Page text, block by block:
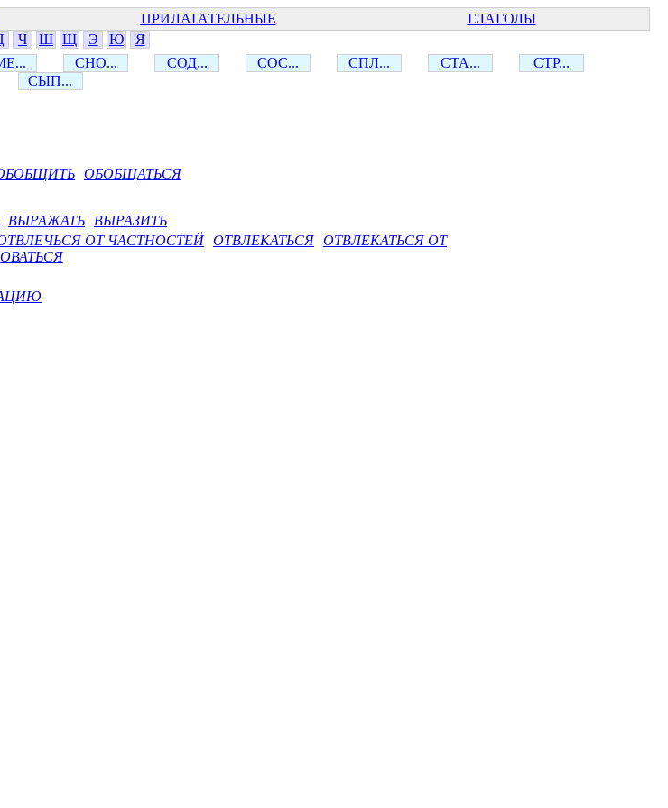
ПРИЛАГАТЕЛЬНЫЕ
ГЛАГОЛЫ
Ч Ш Щ Э Ю
Я
СНО... СОД... СОС... СПЛ... СТА...
СТР...
СЫП...
ОБОБЩАТЬСЯ
ВЫРАЖАТЬ
ВЫРАЗИТЬ
ОТ ЧАСТНОСТЕЙ ОТВЛЕКАТЬСЯ ОТВЛЕКАТЬСЯ ОТ